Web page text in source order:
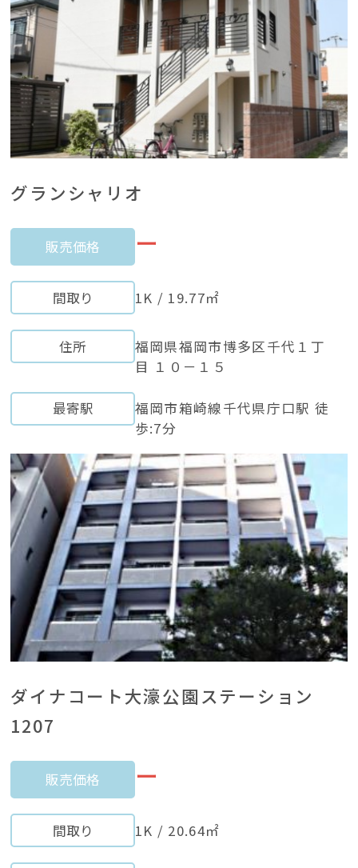
グランシャリオ
販売価格 ー
間取り 1K / 19.77㎡
住所
福岡県福岡市博多区千代１丁
目 １０－１５
最寄駅
福岡市箱崎線千代県庁口駅 徒
歩:7分
ダイナコート大濠公園ステーション
1207
販売価格 ー
間取り 1K / 20.64㎡